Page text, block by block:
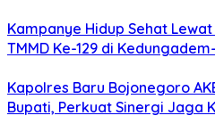
Kampanye Hidup Sehat
TMMD Ke-129 di
Kapolres Baru Bojonegoro
Bupati, Perkuat Sinergi Jaga